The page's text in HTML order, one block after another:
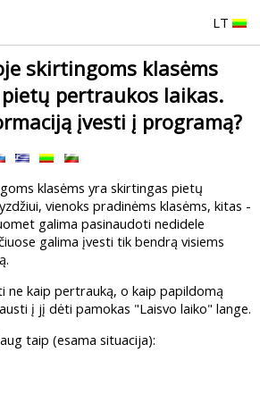
LT
skirtingoms klasėms
pertraukos laikas.
įvesti į programą?
klasėms yra skirtingas pietų
vienoks pradinėms klasėms, kitas -
galima pasinaudoti nedidele
galima įvesti tik bendrą visiems
ne kaip pertrauką, o kaip papildomą
į jį dėti pamokas "Laisvo laiko" lange.
taip (esama situacija):